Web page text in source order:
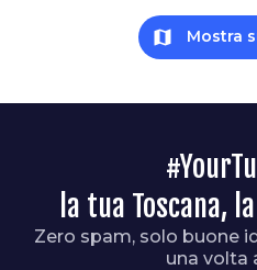
map Mostra
la tua Toscana,
Zero spam, solo buone
una volta